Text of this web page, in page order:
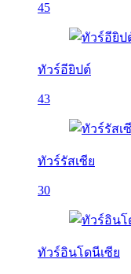
45
ทัวร์อียิปต์
43
ทัวร์รัสเซีย
30
ทัวร์อินโดนีเซีย